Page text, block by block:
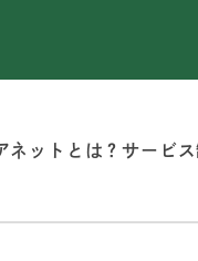
ネットとは？サービス